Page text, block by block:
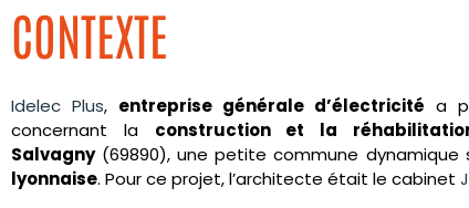
CONTEXTE
Idelec Plus, entreprise générale d’électricité a
concernant la construction et la
Salvagny(69890), une petite commune dynamique
lyonnaise. Pour ce projet, l’architecte était le cabinet